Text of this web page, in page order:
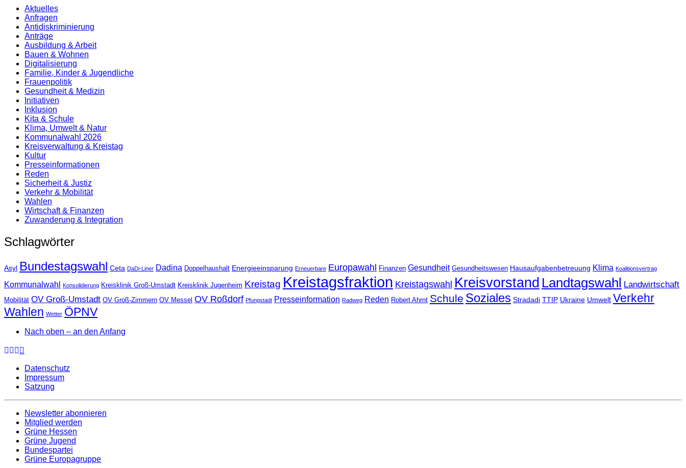
Aktuelles
Anfragen
Antidiskrimi­nierung
Anträge
Ausbildung & Arbeit
Bauen & Wohnen
Digitalisierung
Familie, Kinder & Jugendliche
Frauenpolitik
Gesundheit & Medizin
Initiativen
Inklusion
Kita & Schule
Klima, Umwelt & Natur
Kommunalwahl 2026
Kreisverwaltung & Kreistag
Kultur
Presse­informationen
Reden
Sicherheit & Justiz
Verkehr & Mobilität
Wahlen
Wirtschaft & Finanzen
Zuwanderung & Integration
Schlagwörter
Asyl Bundestagswahl Ceta DaDi-Liner Dadina Doppelhaushalt Energieeinsparung Erneuerbare Europawahl Finanzen Gesundheit Gesundheitswesen Hausaufgabenbetreuung Klima Koalitionsvertrag
Kommunalwahl Konsolidierung Kreisklinik Groß-Umstadt Kreisklinik Jugenheim Kreistag Kreistagsfraktion Kreistagswahl Kreisvorstand Landtagswahl Landwirtschaft
Mobilität OV Groß-Umstadt OV Groß-Zimmern OV Messel OV Roßdorf Pfungstadt Presseinformation Radweg Reden Robert Ahrnt Schule Soziales Stradadi TTIP Ukraine Umwelt Verkehr
Wahlen Wetter ÖPNV
Nach oben – an den Anfang
Datenschutz
Impressum
Satzung
Newsletter abonnieren
Mitglied werden
Grüne Hessen
Grüne Jugend
Bundespartei
Grüne Europagruppe